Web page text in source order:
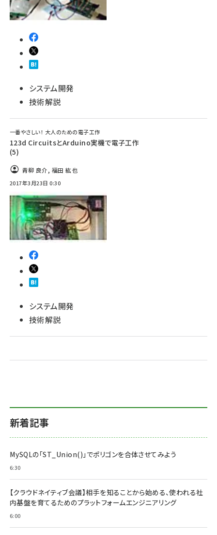
システム開発
技術解説
一番やさしい！ 大人のための電子工作
123d CircuitsとArduino実機で電子工作
(5)
青柳 良介, 福田 紘也
2017年3月23日 0:30
システム開発
技術解説
新着記事
MySQLの「ST_Union()」でポリゴンを合体させてみよう
6:30
【クラウドネイティブ会議】相手を知ることから始める、使われる社
内基盤を育てるためのプラットフォームエンジニアリング
6:00